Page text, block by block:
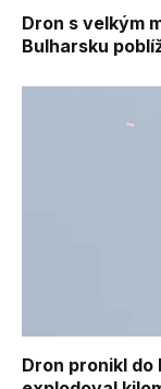
Dron s velkým
Bulharsku
Dron pronikl